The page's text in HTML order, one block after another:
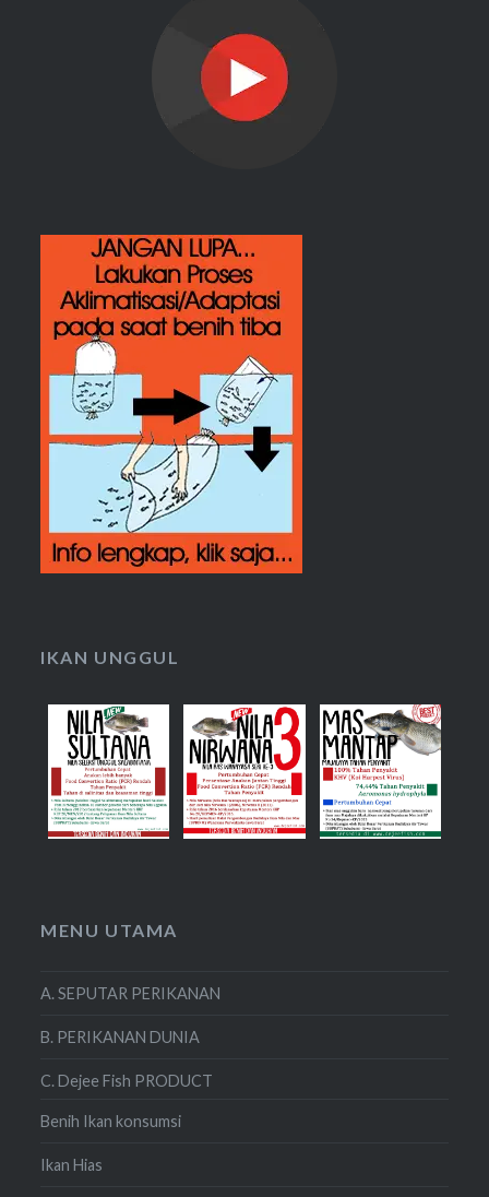
IKAN UNGGUL
MENU UTAMA
A. SEPUTAR PERIKANAN
B. PERIKANAN DUNIA
C. Dejee Fish PRODUCT
Benih Ikan konsumsi
Ikan Hias